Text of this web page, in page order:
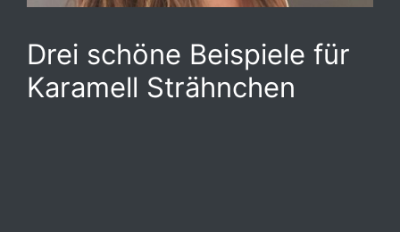
Drei schöne Beispiele für
Karamell Strähnchen